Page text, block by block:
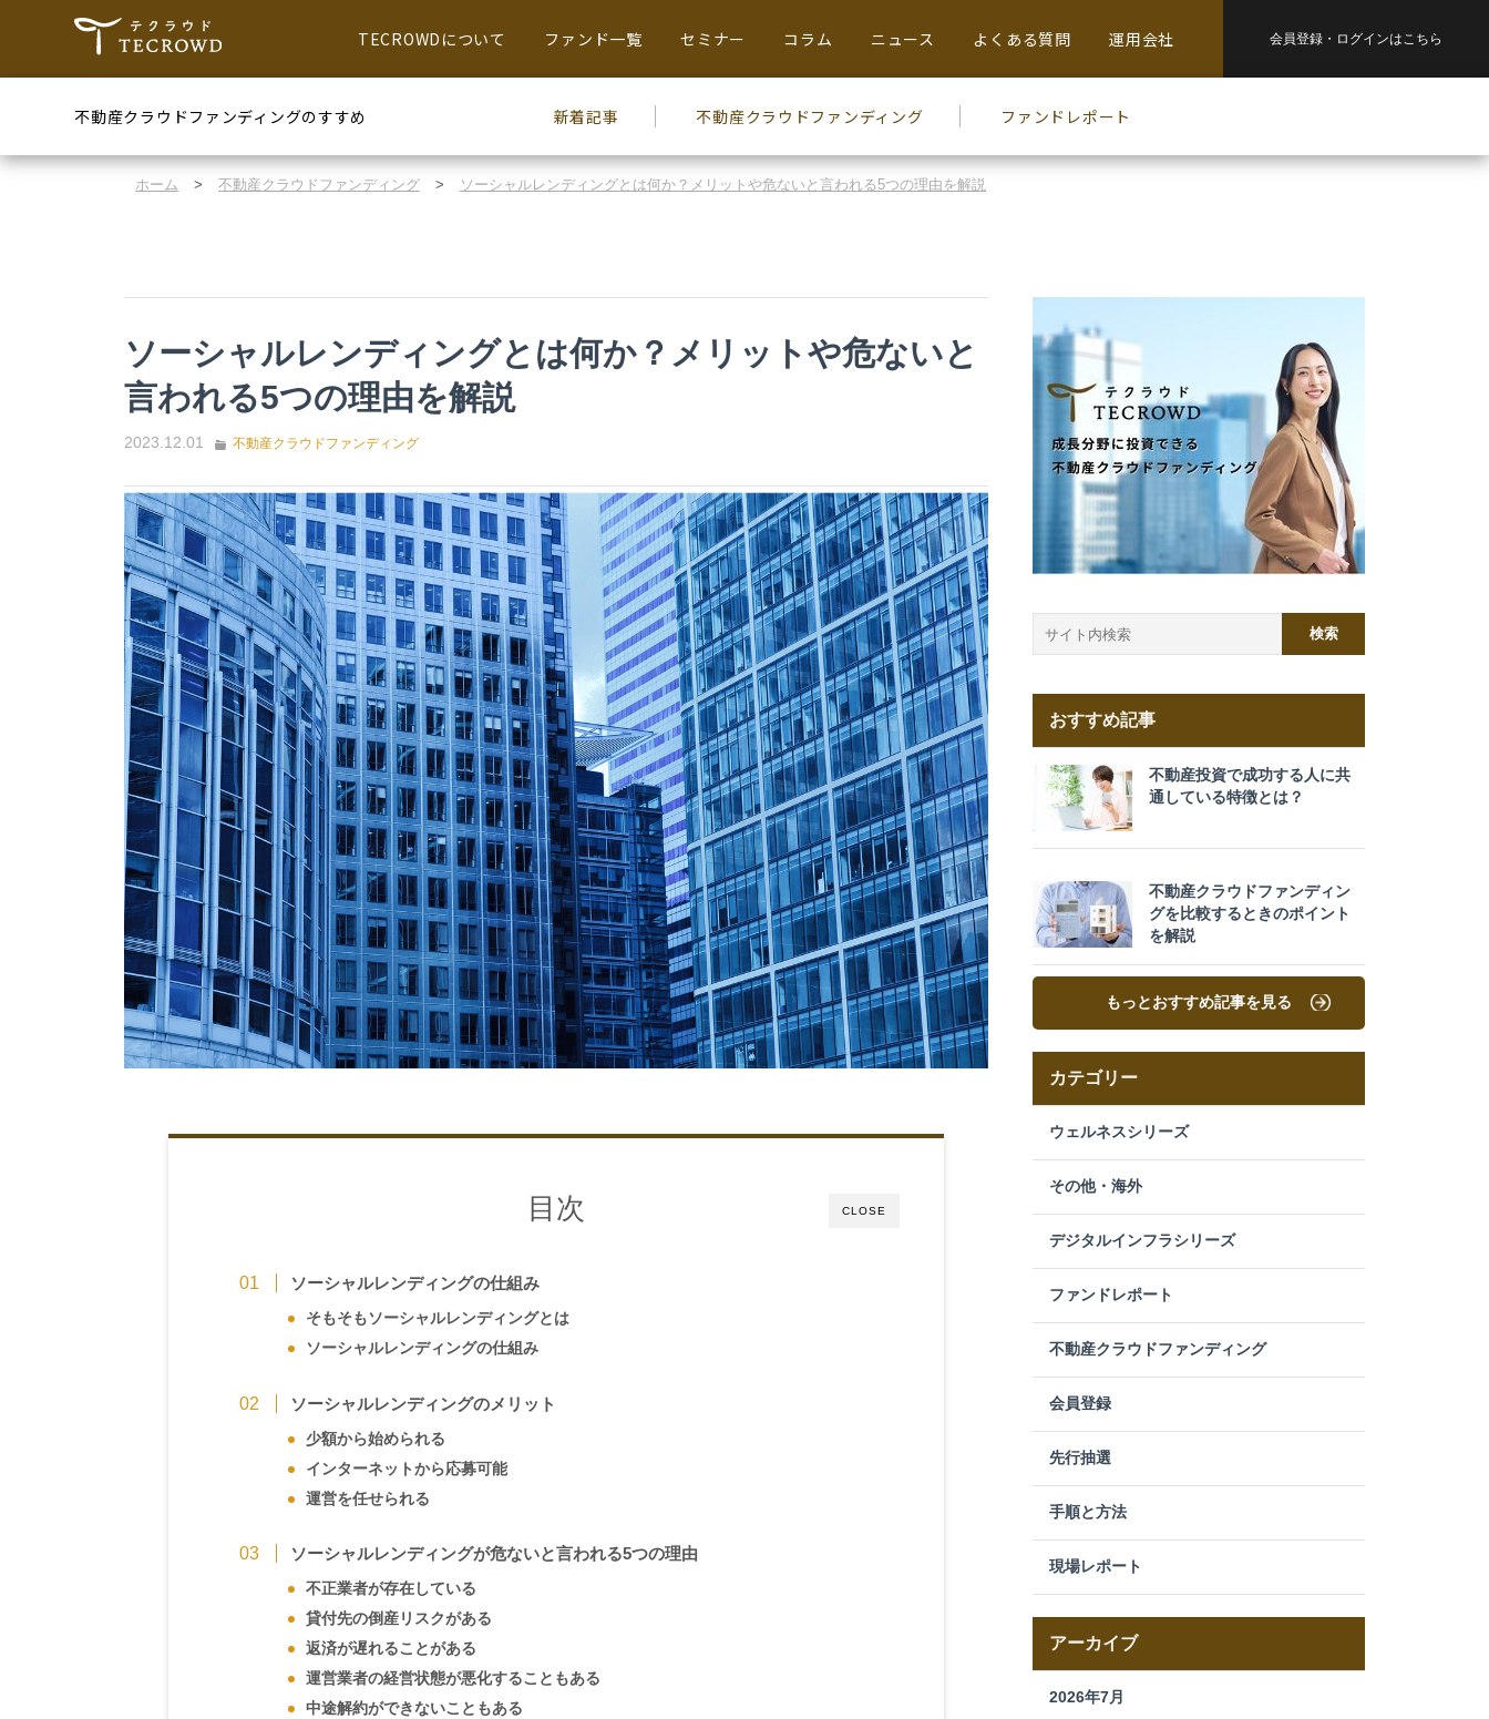
TECROWDについて ファンド一覧 セミナー コラム ニュース よくある質問 運用会社 会員登録・ ログインはこちら
不動産クラウドファンディングのすすめ 新着記事 不動産クラウドファンディング ファンドレポート
ホーム > 不動産クラウドファンディング > ソーシャルレンディングとは何か？メリットや危ないと言われる5つの理由を解説
ソーシャルレンディングとは何か？メリットや危ないと
言われる5つの理由を解説
2023.12.01 不動産クラウドファンディング
CLOSE
目次
ソーシャルレンディングの仕組み
そもそもソーシャルレンディングとは
ソーシャルレンディングの仕組み
ソーシャルレンディングのメリット
少額から始められる
インターネットから応募可能
運営を任せられる
ソーシャルレンディングが危ないと言われる5つの理由
不正業者が存在している
貸付先の倒産リスクがある
返済が遅れることがある
運営業者の経営状態が悪化することもある
中途解約ができないこともある
おすすめ記事
不動産投資で成功する人に共
通している特徴とは？
不動産クラウドファンディン
グを比較するときのポイント
を解説
もっとおすすめ記事を見る
カテゴリー
ウェルネスシリーズ
その他・海外
デジタルインフラシリーズ
ファンドレポート
不動産クラウドファンディング
会員登録
先行抽選
手順と方法
現場レポート
アーカイブ
2026年7月